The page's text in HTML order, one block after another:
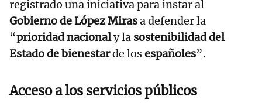
registrado una iniciativa para instar al
Gobierno de López Mirasa defender la
“prioridad nacionaly la sostenibilidad del
Estado de bienestarde losespañoles”.
Acceso a los servicios públicos